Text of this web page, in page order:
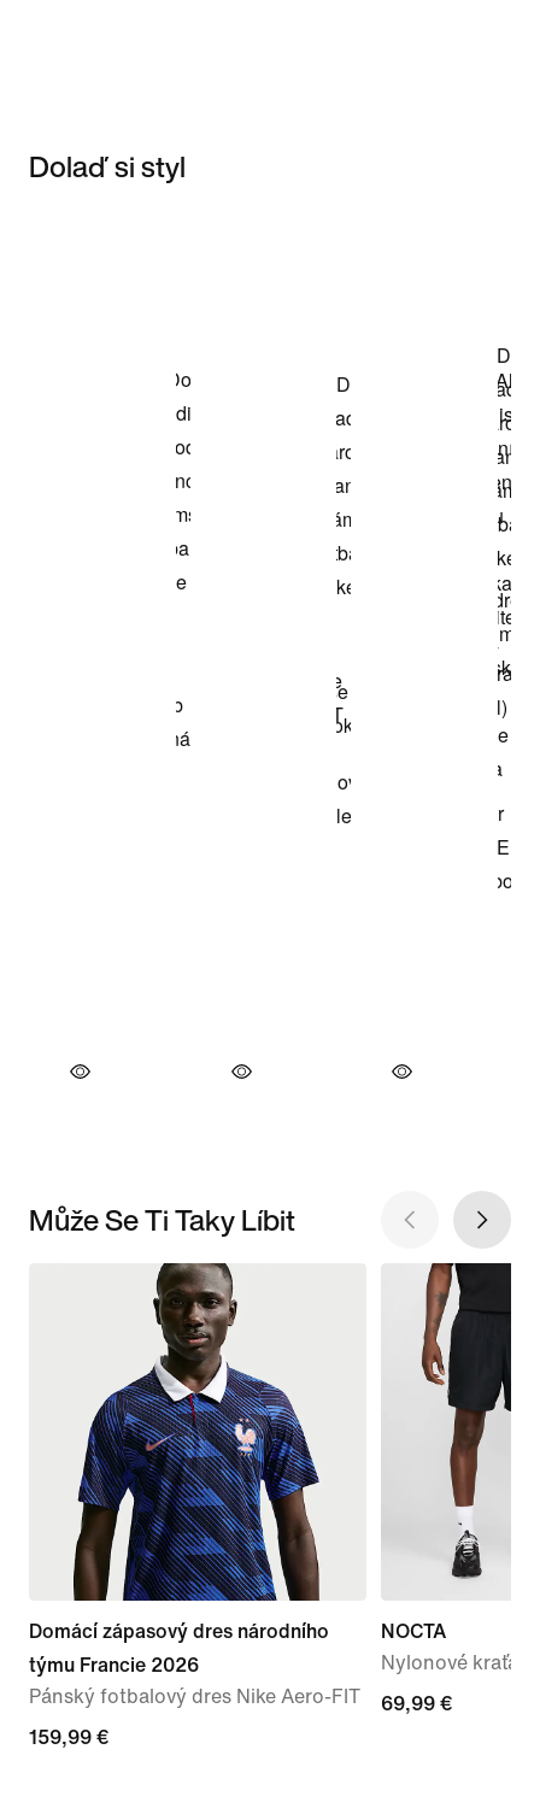
Dolaď si styl
Může Se Ti Taky Líbit
Domácí zápasový dres národního
týmu Francie 2026
Pánský fotbalový dres Nike Aero-FIT
159,99 €
159,99 €
NOCTA
Nylonové
69,99 €
69,99 €